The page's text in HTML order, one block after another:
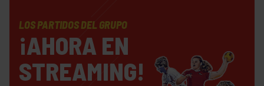
LOS PARTIDOS DEL GRUPO
¡AHORA EN
STREAMING!